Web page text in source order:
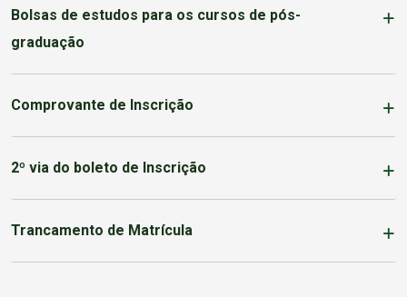
Bolsas de estudos para os cursos de pós-
graduação
Comprovante de Inscrição
2º via do boleto de Inscrição
Trancamento de Matrícula